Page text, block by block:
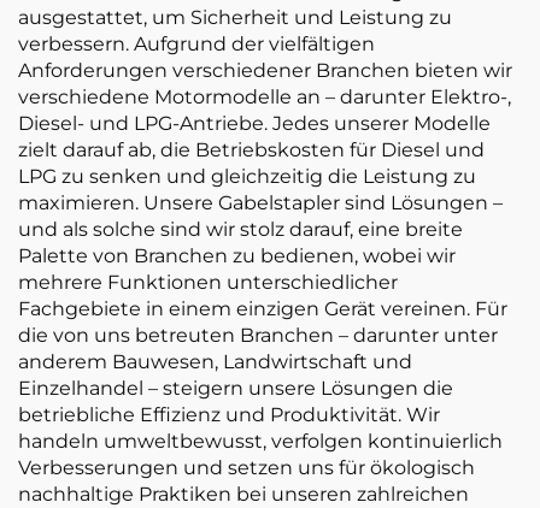
ausgestattet, um Sicherheit und Leistung zu
verbessern. Aufgrund der vielfältigen
Anforderungen verschiedener Branchen bieten wir
verschiedene Motormodelle an – darunter Elektro-,
Diesel- und LPG-Antriebe. Jedes unserer Modelle
zielt darauf ab, die Betriebskosten für Diesel und
LPG zu senken und gleichzeitig die Leistung zu
maximieren. Unsere Gabelstapler sind Lösungen –
und als solche sind wir stolz darauf, eine breite
Palette von Branchen zu bedienen, wobei wir
mehrere Funktionen unterschiedlicher
Fachgebiete in einem einzigen Gerät vereinen. Für
die von uns betreuten Branchen – darunter unter
anderem Bauwesen, Landwirtschaft und
Einzelhandel – steigern unsere Lösungen die
betriebliche Effizienz und Produktivität. Wir
handeln umweltbewusst, verfolgen kontinuierlich
Verbesserungen und setzen uns für ökologisch
nachhaltige Praktiken bei unseren zahlreichen